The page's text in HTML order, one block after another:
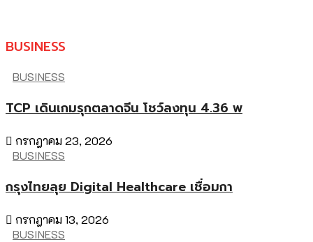
BUSINESS
BUSINESS
TCP เดินเกมรุกตลาดจีน โชว์ลงทุน 4.36 พ
กรกฎาคม 23, 2026
BUSINESS
กรุงไทยลุย Digital Healthcare เชื่อมกา
กรกฎาคม 13, 2026
BUSINESS